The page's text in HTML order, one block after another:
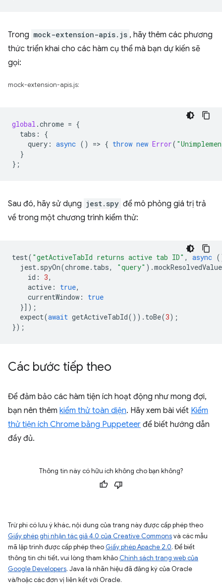
Trong mock-extension-apis.js , hãy thêm các phương
thức triển khai cho các hàm cụ thể mà bạn dự kiến sẽ
gọi:
mock-extension-apis.js:
global .chrome = {
tabs :
{
query : async () => { throw new Error(
}
};
Sau đó, hãy sử dụng jest.spy để mô phỏng giá trị trả
về trong một chương trình kiểm thử:
test( "getActiveTabId returns active tab ID" , async
jest. spyOn(chrome. tabs, "query" ).mockResolvedValue
id : 3,
active : true,
currentWindow :
true
}]);
expect(await getActiveTabId()). toBe(3);
});
Các bước tiếp theo
Để đảm bảo các hàm tiện ích hoạt động như mong đợi,
bạn nên thêm kiểm thử toàn diện. Hãy xem bài viết Kiểm
thử tiện ích Chrome bằng Puppeteer để biết hướng dẫn
đầy đủ.
Thông tin này có hữu ích không cho bạn không?
Trừ phi có lưu ý khác, nội dung của trang này được cấp phép theo
Giấy phép ghi nhận tác giả 4.0 của Creative Commonsvà các mẫu
mã lập trình được cấp phép theo Giấy phép Apache 2.0. Để biết
thông tin chi tiết, vui lòng tham khảo Chính sách trang web của
Google Developers. Java là nhãn hiệu đã đăng ký của Oracle
và/hoặc các đơn vị liên kết với Oracle.